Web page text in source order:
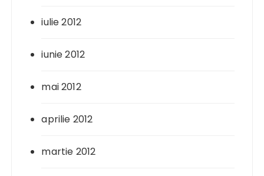
iulie 2012
iunie 2012
mai 2012
aprilie 2012
martie 2012